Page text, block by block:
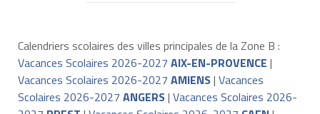
Calendriers scolaires des villes principales de la Zone B :
Vacances Scolaires 2026-2027 AIX-EN-PROVENCE |
Vacances Scolaires 2026-2027 AMIENS| Vacances
Scolaires 2026-2027 ANGERS| Vacances Scolaires 2026-